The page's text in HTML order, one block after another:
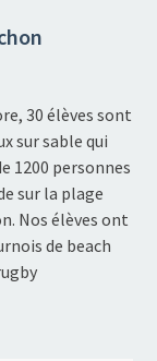
30 élèves sont
sur sable qui
1200 personnes
sur la plage
Nos élèves ont
de beach